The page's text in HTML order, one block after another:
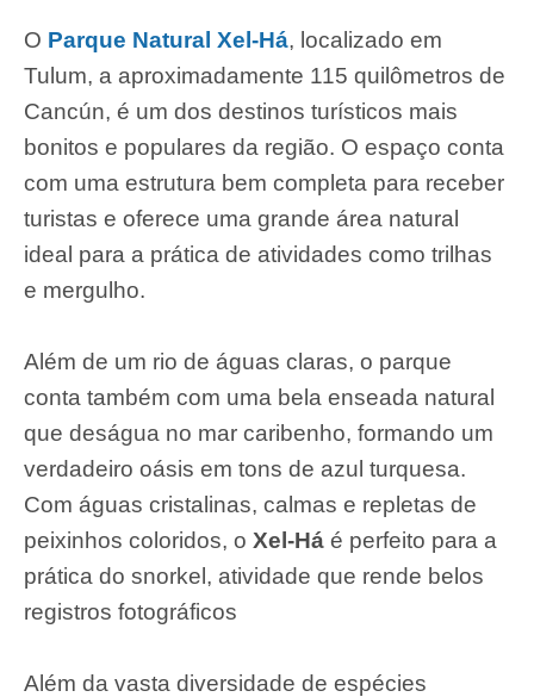
O Parque Natural Xel-Há, localizado em
Tulum, a aproximadamente 115 quilômetros de
Cancún, é um dos destinos turísticos mais
bonitos e populares da região. O espaço conta
com uma estrutura bem completa para receber
turistas e oferece uma grande área natural
ideal para a prática de atividades como trilhas
e mergulho.
Além de um rio de águas claras, o parque
conta também com uma bela enseada natural
que deságua no mar caribenho, formando um
verdadeiro oásis em tons de azul turquesa.
Com águas cristalinas, calmas e repletas de
peixinhos coloridos, o Xel-Há é perfeito para a
prática do snorkel, atividade que rende belos
registros fotográficos
Além da vasta diversidade de espécies